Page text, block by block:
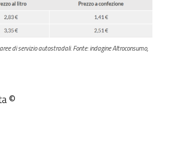
di servizio autostradali. Fonte: indagine Altroconsumo,
©